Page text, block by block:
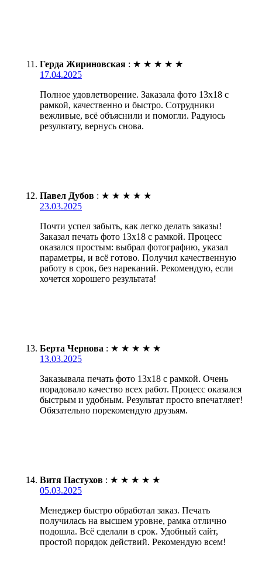
Герда Жириновская : ★ ★ ★ ★ ★
17.04.2025
Полное удовлетворение. Заказала фото 13х18 с
рамкой, качественно и быстро. Сотрудники
вежливые, всё объяснили и помогли. Радуюсь
результату, вернусь снова.
Павел Дубов : ★ ★ ★ ★ ★
23.03.2025
Почти успел забыть, как легко делать заказы!
Заказал печать фото 13х18 с рамкой. Процесс
оказался простым: выбрал фотографию, указал
параметры, и всё готово. Получил качественную
работу в срок, без нареканий. Рекомендую, если
хочется хорошего результата!
Берта Чернова : ★ ★ ★ ★ ★
13.03.2025
Заказывала печать фото 13х18 с рамкой. Очень
порадовало качество всех работ. Процесс оказался
быстрым и удобным. Результат просто впечатляет!
Обязательно порекомендую друзьям.
Витя Пастухов : ★ ★ ★ ★ ★
05.03.2025
Менеджер быстро обработал заказ. Печать
получилась на высшем уровне, рамка отлично
подошла. Всё сделали в срок. Удобный сайт,
простой порядок действий. Рекомендую всем!